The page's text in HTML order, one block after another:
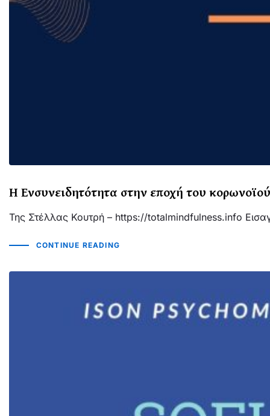
Η Ενσυνειδητότητα στην εποχή του κορωνοϊού
Της Στέλλας Κουτρή – https://totalmindfulness.info
CONTINUE READING